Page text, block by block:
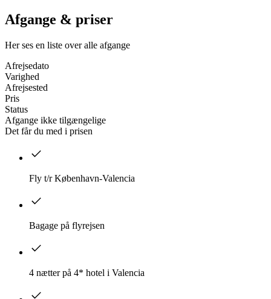
Afgange & priser
Her ses en liste over alle afgange
Afrejsedato
Varighed
Afrejsested
Pris
Status
Afgange ikke tilgængelige
Det får du med i prisen
Fly t/r København-Valencia
Bagage på flyrejsen
4 nætter på 4* hotel i Valencia